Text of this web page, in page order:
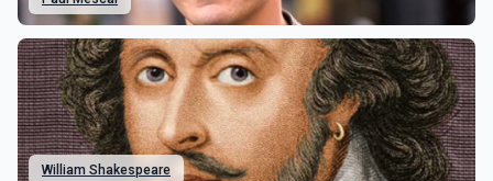
William Shakespeare